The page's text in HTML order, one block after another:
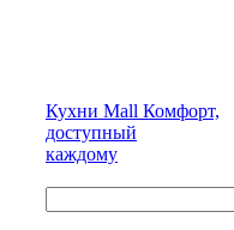
Кухни Mall Комфорт,
доступный
каждому